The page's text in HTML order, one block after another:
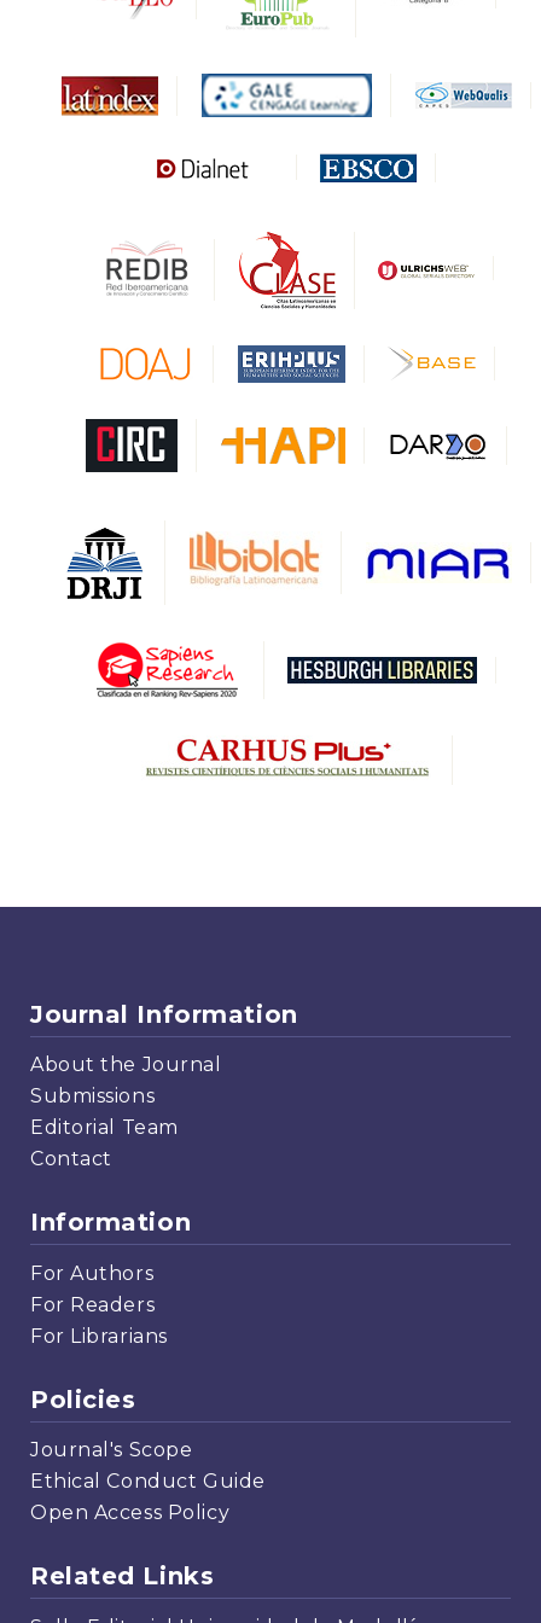
MIAR
Sapiens Research
Gale Cengage Learning
Journal Information
About the Journal
Submissions
Editorial Team
Contact
Information
For Authors
For Readers
For Librarians
Policies
Journal's Scope
Ethical Conduct Guide
Open Access Policy
Related Links